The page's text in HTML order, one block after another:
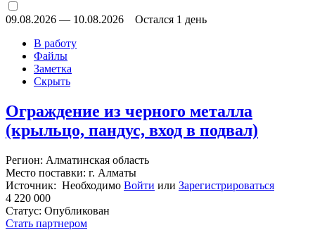
09.08.2026 — 10.08.2026
Остался 1 день
В работу
Файлы
Заметка
Скрыть
Ограждение из черного металла
(крыльцо, пандус, вход в подвал)
Регион: Алматинская область
Место поставки: г. Алматы
Источник: Необходимо Войти или Зарегистрироваться
4 220 000
Статус: Опубликован
Стать партнером